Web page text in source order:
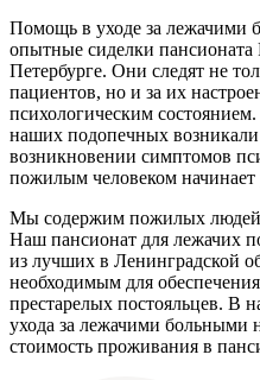
Помощь в уходе за лежачими
опытные сиделки пансионата
Петербурге. Они следят не
пациентов, но и за их
психологическим
наших подопечных
возникновении симптомов
пожилым человеком начинает
Мы содержим пожилых людей
Наш пансионат для лежачих
из лучших в Ленинградской
необходимым для
престарелых постояльцев. В
ухода за лежачими больными
стоимость проживания в